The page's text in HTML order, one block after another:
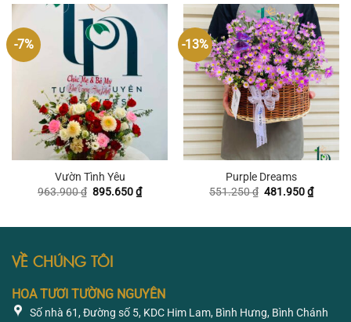
758.100 ₫.
-7%
Vườn Tình Yêu
963.900₫ Giá
895.650₫Giá
hiện
-13%
Purple Dreams
551.250₫ Giá
481.950₫Giá
hiện
VỀ CHÚNG TÔI
HOA TƯƠI TƯỜNG NGUYÊN
Số nhà 61, Đường số 5, KDC Him Lam, Bình Hưng, Bình Chánh